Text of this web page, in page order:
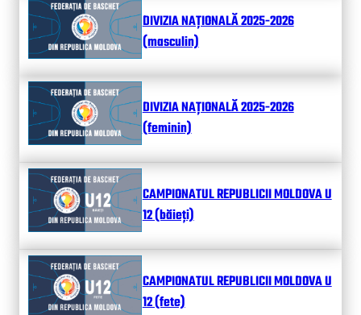
DIVIZIA NAȚIONALĂ 2025-2026
(masculin)
DIVIZIA NAȚIONALĂ 2025-2026
(feminin)
CAMPIONATUL REPUBLICII MOLDOVA U
12 (băieți)
CAMPIONATUL REPUBLICII MOLDOVA U
12 (fete)